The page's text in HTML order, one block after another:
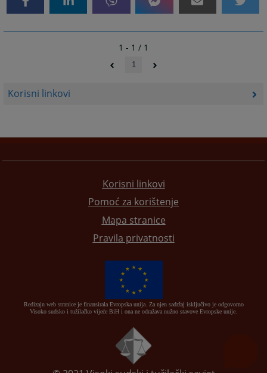
Korisni linkovi
1 - 1 / 1
1
Korisni linkovi
Pomoć za korištenje
Mapa stranice
Pravila privatnosti
Redizajn web stranice je finansirala Evropska unija. Za njen sadržaj isključivo je odgovorno
Visoko sudsko i tužilačko vijeće BiH i ona ne odražava nužno stavove Evropske unije.